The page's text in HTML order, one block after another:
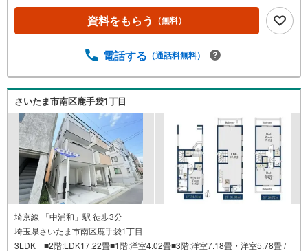
資料をもらう （無料）
電話する （通話料無料）
さいたま市南区鹿手袋1丁目
埼京線 「中浦和」駅 徒歩3分
埼玉県さいたま市南区鹿手袋1丁目
3LDK ■2階:LDK17.22畳■1階:洋室4.02畳■3階:洋室7.18畳・洋室5.78畳 /